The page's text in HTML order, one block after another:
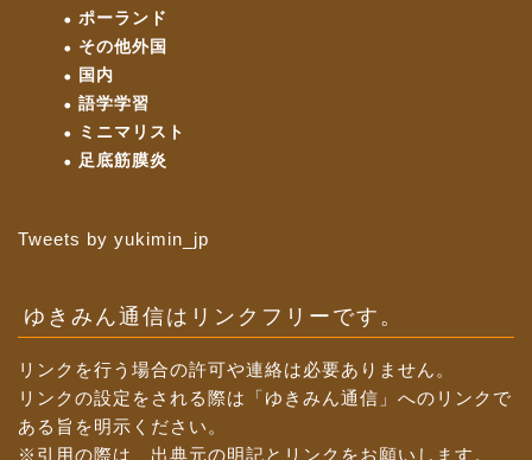
ポーランド
その他外国
国内
語学学習
ミニマリスト
足底筋膜炎
Tweets by yukimin_jp
ゆきみん通信はリンクフリーです。
リンクを行う場合の許可や連絡は必要ありません。
リンクの設定をされる際は「ゆきみん通信」へのリンクで
ある旨を明示ください。
※引用の際は、出典元の明記とリンクをお願いします。